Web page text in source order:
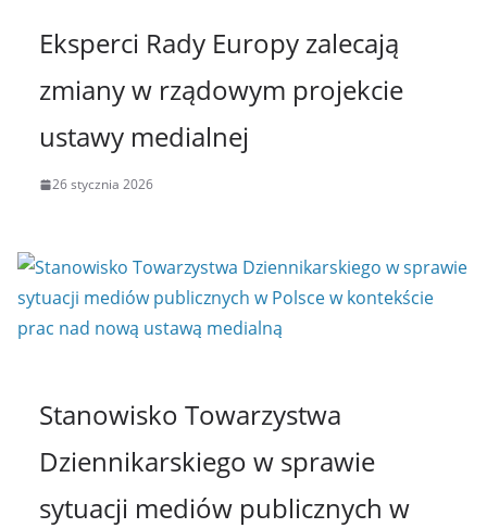
Eksperci Rady Europy zalecają
zmiany w rządowym projekcie
ustawy medialnej
26 stycznia 2026
Stanowisko Towarzystwa
Dziennikarskiego w sprawie
sytuacji mediów publicznych w